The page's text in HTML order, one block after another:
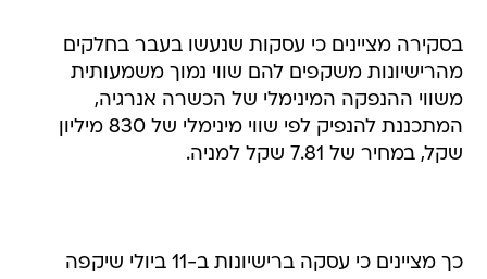
בסקירה מציינים כי עסקות שנעשו בעבר בחלקים
מהרישיונות משקפים להם שווי נמוך משמעותית
משווי ההנפקה המינימלי של הכשרה אנרגיה,
המתכננת להנפיק לפי שווי מינימלי של 830 מיליון
שקל, במחיר של 7.81 שקל למניה.
כך מציינים כי עסקה ברישיונות ב-11 ביולי שיקפה